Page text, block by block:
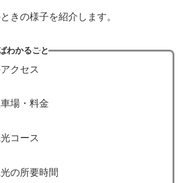
きの様子を紹介します。
わかること
クセス
場・料金
コース
の所要時間